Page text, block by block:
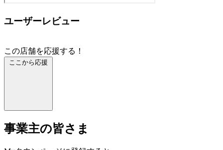
ユーザーレビュー
この店舗を応援する！
ここから応援
事業主の皆さま